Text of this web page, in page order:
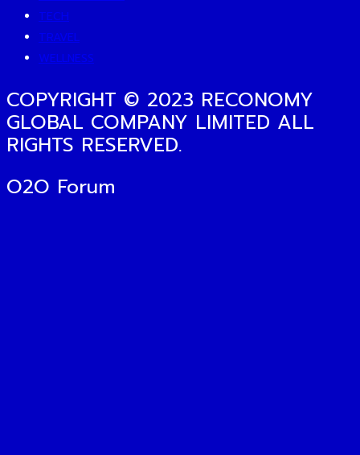
TECH
TRAVEL
WELLNESS
COPYRIGHT © 2023 RECONOMY
GLOBAL COMPANY LIMITED ALL
RIGHTS RESERVED.
O2O Forum